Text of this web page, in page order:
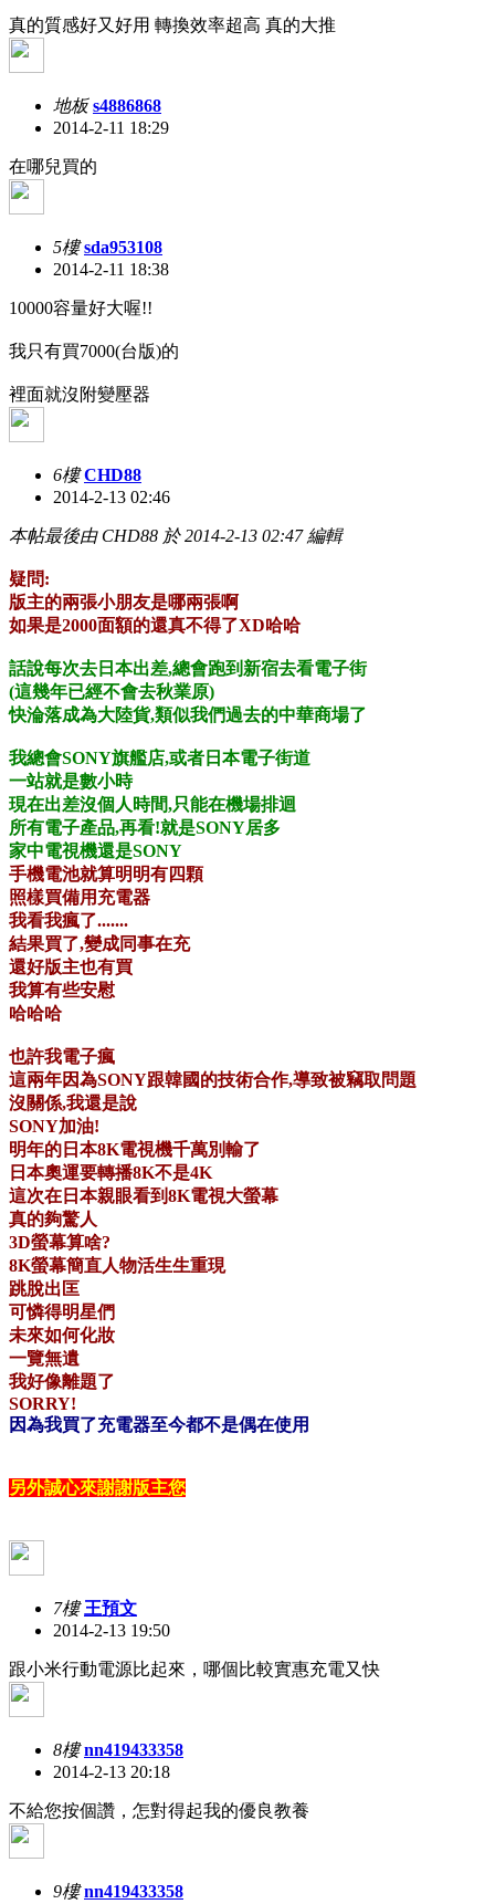
真的質感好又好用 轉換效率超高 真的大推
地板 s4886868
2014-2-11 18:29
在哪兒買的
5樓 sda953108
2014-2-11 18:38
10000容量好大喔!!
我只有買7000(台版)的
裡面就沒附變壓器
6樓 CHD88
2014-2-13 02:46
本帖最後由 CHD88 於 2014-2-13 02:47 編輯
疑問:
版主的兩張小朋友是哪兩張啊
如果是2000面額的還真不得了XD哈哈
話說每次去日本出差,總會跑到新宿去看電子街
(這幾年已經不會去秋業原)
快淪落成為大陸貨,類似我們過去的中華商場了
我總會SONY旗艦店,或者日本電子街道
一站就是數小時
現在出差沒個人時間,只能在機場排迴
所有電子產品,再看!就是SONY居多
家中電視機還是SONY
手機電池就算明明有四顆
照樣買備用充電器
我看我瘋了.......
結果買了,變成同事在充
還好版主也有買
我算有些安慰
哈哈哈
也許我電子瘋
這兩年因為SONY跟韓國的技術合作,導致被竊取問題
沒關係,我還是說
SONY加油!
明年的日本8K電視機千萬別輸了
日本奧運要轉播8K不是4K
這次在日本親眼看到8K電視大螢幕
真的夠驚人
3D螢幕算啥?
8K螢幕簡直人物活生生重現
跳脫出匡
可憐得明星們
未來如何化妝
一覽無遺
我好像離題了
SORRY!
因為我買了充電器至今都不是偶在使用
另外誠心來謝謝版主您
7樓 王預文
2014-2-13 19:50
跟小米行動電源比起來，哪個比較實惠充電又快
8樓 nn419433358
2014-2-13 20:18
不給您按個讚，怎對得起我的優良教養
9樓 nn419433358